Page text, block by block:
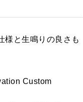
様と生鳴りの良さも
Custom